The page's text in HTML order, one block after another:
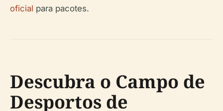
oficial para pacotes.
Descubra o Campo de
Desportos de